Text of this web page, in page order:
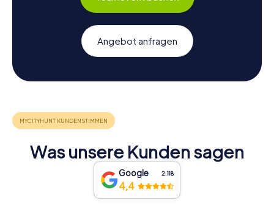
und ist ein unvergessliches Erlebnis.
Angebot anfragen
Was unsere Kunden sagen
Google 2.118
4,4